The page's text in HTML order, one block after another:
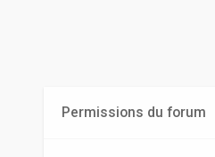
Permissions du forum